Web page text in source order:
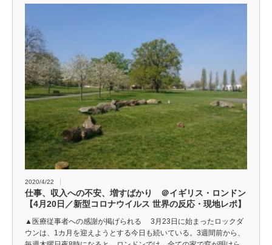
2020/4/22
仕事、収入への不安、増すばかり ＠イギリス・ロンドン
【4月20日／新型コロナウイルス 世界の反応・現地レポ】
▲医療従事者への感謝が掲げられる 3月23日に始まったロックダ
ウンは、1カ月を迎えようとする今日も続いている。3週間前から、